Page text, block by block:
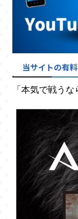
当サイトの有
「本気で戦うな